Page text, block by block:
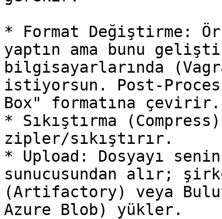
* Format Değiştirme:
yaptın ama bunu
bilgisayarlarında
istiyorsun. Post-
Box" formatına çevirir.
* Sıkıştırma
zipler/sıkıştırır.
* Upload: Dosyayı
sunucusundan alır;
(Artifactory) veya
Azure Blob) yükler.